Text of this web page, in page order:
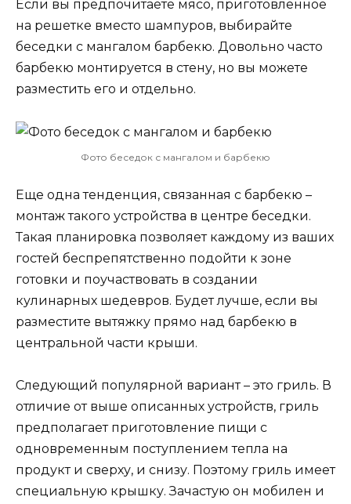
Если вы предпочитаете мясо, приготовленное
на решетке вместо шампуров, выбирайте
беседки с мангалом барбекю. Довольно часто
барбекю монтируется в стену, но вы можете
разместить его и отдельно.
Фото беседок с мангалом и барбекю
Еще одна тенденция, связанная с барбекю –
монтаж такого устройства в центре беседки.
Такая планировка позволяет каждому из ваших
гостей беспрепятственно подойти к зоне
готовки и поучаствовать в создании
кулинарных шедевров. Будет лучше, если вы
разместите вытяжку прямо над барбекю в
центральной части крыши.
Следующий популярной вариант – это гриль. В
отличие от выше описанных устройств, гриль
предполагает приготовление пищи с
одновременным поступлением тепла на
продукт и сверху, и снизу. Поэтому гриль имеет
специальную крышку. Зачастую он мобилен и